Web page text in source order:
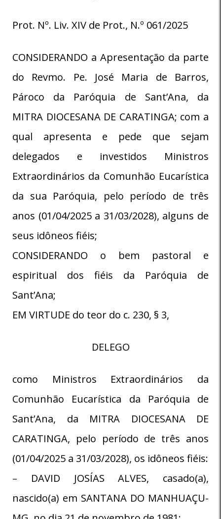
Prot. Nº. Liv. XIV de Prot., N.º 061/2025
CONSIDERANDO a Apresentação da parte
do Revmo. Pe. José Maria de Barros,
Pároco da Paróquia de Sant’Ana, da
MITRA DIOCESANA DE CARATINGA; com a
qual apresenta e pede que sejam
delegados e investidos Ministros
Extraordinários da Comunhão Eucarística
da sua Paróquia, pelo período de três
anos (01/04/2025 a 31/03/2028), alguns de
seus idôneos fiéis;
CONSIDERANDO o bem pastoral e
espiritual dos fiéis da Paróquia de
Sant’Ana;
EM VIRTUDE do teor do c. 230, § 3,
DELEGO
como Ministros Extraordinários da
Comunhão Eucarística da Paróquia de
Sant’Ana, da MITRA DIOCESANA DE
CARATINGA, pelo período de três anos
(01/04/2025 a 31/03/2028), os idôneos fiéis:
– DAVID JOSÍAS ALVES, casado(a),
nascido(a) em SANTANA DO MANHUAÇU-